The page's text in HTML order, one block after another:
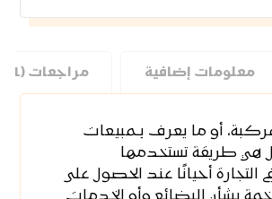
معلومات إضافية مراجعات (1)
أو ما يعرف بـمبيعات
هي طريقة تستخدمها
أحيانًا عند الحصول على